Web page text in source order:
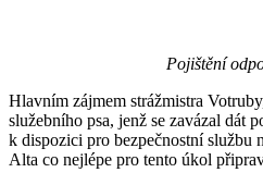
Pojištění
Hlavním zájmem strážmistra
služebního psa, jenž se zavázal dát
k dispozici pro bezpečnostní službu
Alta co nejlépe pro tento úkol